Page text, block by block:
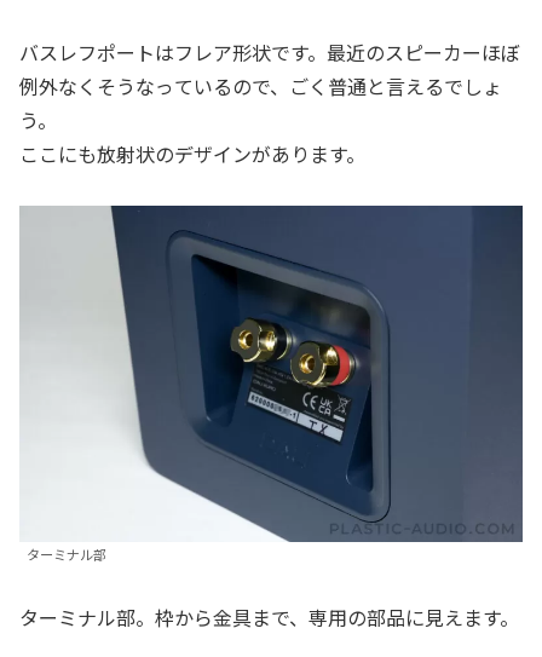
バスレフポートはフレア形状です。最近のスピーカーほぼ
例外なくそうなっているので、ごく普通と言えるでしょ
う。
ここにも放射状のデザインがあります。
ターミナル部
ターミナル部。枠から金具まで、専用の部品に見えます。